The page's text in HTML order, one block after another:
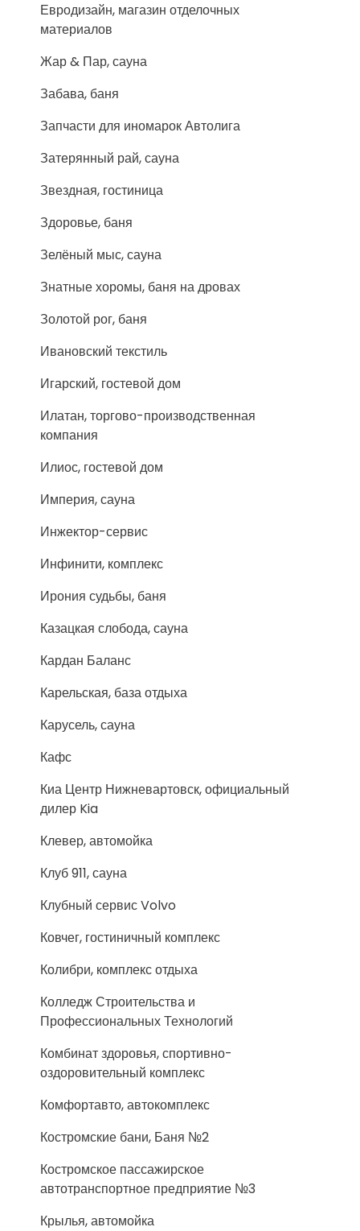
Евродизайн, магазин отделочных
материалов
Жар & Пар, сауна
Забава, баня
Запчасти для иномарок Автолига
Затерянный рай, сауна
Звездная, гостиница
Здоровье, баня
Зелёный мыс, сауна
Знатные хоромы, баня на дровах
Золотой рог, баня
Ивановский текстиль
Игарский, гостевой дом
Илатан, торгово-производственная
компания
Илиос, гостевой дом
Империя, сауна
Инжектор-сервис
Инфинити, комплекс
Ирония судьбы, баня
Казацкая слобода, сауна
Кардан Баланс
Карельская, база отдыха
Карусель, сауна
Кафс
Киа Центр Нижневартовск, официальный
дилер Kia
Клевер, автомойка
Клуб 911, сауна
Клубный сервис Volvo
Ковчег, гостиничный комплекс
Колибри, комплекс отдыха
Колледж Строительства и
Профессиональных Технологий
Комбинат здоровья, спортивно-
оздоровительный комплекс
Комфортавто, автокомплекс
Костромские бани, Баня №2
Костромское пассажирское
автотранспортное предприятие №3
Крылья, автомойка